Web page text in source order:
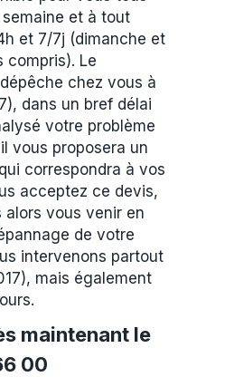
semaine et à tout
et 7/7j (dimanche et
compris). Le
chez vous à
dans un bref délai
votre problème
vous proposera un
correspondra à vos
acceptez ce devis,
alors vous venir en
de votre
intervenons partout
mais également
maintenant le
00